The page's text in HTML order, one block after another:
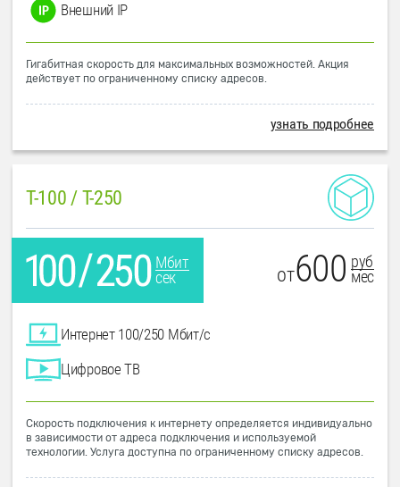
Внешний IP
Гигабитная скорость для максимальных возможностей. Акция
действует по ограниченному списку адресов.
узнать подробнее
T-100 / T-250
Мбит
сек
от600 руб
мес
Интернет 100/250 Мбит/с
Цифровое ТВ
Скорость подключения к интернету определяется индивидуально
в зависимости от адреса подключения и используемой
технологии. Услуга доступна по ограниченному списку адресов.